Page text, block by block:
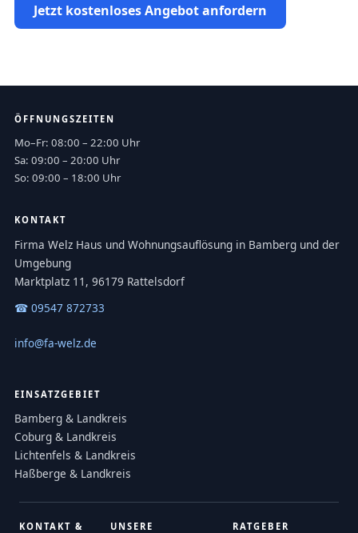
Jetzt kostenloses Angebot anfordern
ÖFFNUNGSZEITEN
Mo–Fr: 08:00 – 22:00 Uhr
Sa: 09:00 – 20:00 Uhr
So: 09:00 – 18:00 Uhr
KONTAKT
Firma Welz Haus und Wohnungsauflösung in Bamberg und der
Umgebung
Marktplatz 11, 96179 Rattelsdorf
☎ 09547 872733
info@fa-welz.de
EINSATZGEBIET
Bamberg & Landkreis
Coburg & Landkreis
Lichtenfels & Landkreis
Haßberge & Landkreis
KONTAKT &
UNSERE
RATGEBER